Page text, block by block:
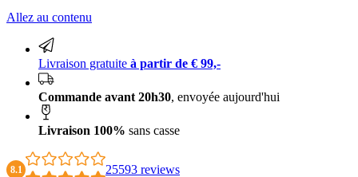
Livraison 100% sans casse
Allez au contenu
Livraison gratuite à partir de € 99,-
Commande avant 20h30, envoyée aujourd'hui
Livraison 100% sans casse
8.1 25593 reviews